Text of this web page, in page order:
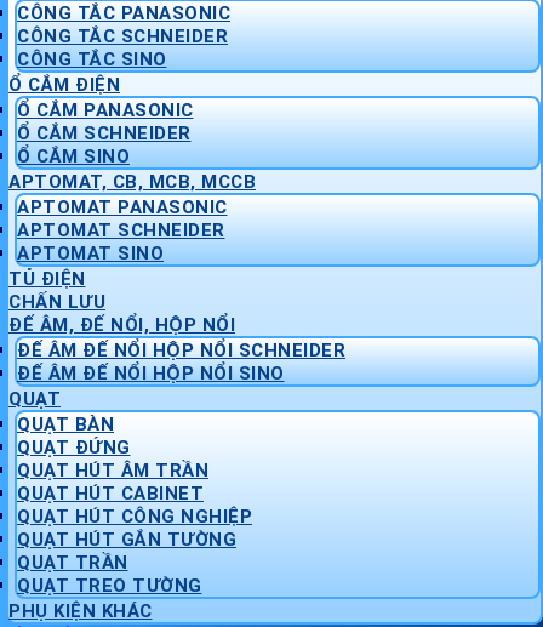
CÔNG TẮC PANASONIC
CÔNG TẮC SCHNEIDER
CÔNG TẮC SINO
Ổ CẮM ĐIỆN
Ổ CẮM PANASONIC
Ổ CẮM SCHNEIDER
Ổ CẮM SINO
APTOMAT, CB, MCB, MCCB
APTOMAT PANASONIC
APTOMAT SCHNEIDER
APTOMAT SINO
TỦ ĐIỆN
CHẤN LƯU
ĐẾ ÂM, ĐẾ NỔI, HỘP NỔI
ĐẾ ÂM ĐẾ NỔI HỘP NỔI SCHNEIDER
ĐẾ ÂM ĐẾ NỔI HỘP NỔI SINO
QUẠT
QUẠT BÀN
QUẠT ĐỨNG
QUẠT HÚT ÂM TRẦN
QUẠT HÚT CABINET
QUẠT HÚT CÔNG NGHIỆP
QUẠT HÚT GẮN TƯỜNG
QUẠT TRẦN
QUẠT TREO TƯỜNG
PHỤ KIỆN KHÁC